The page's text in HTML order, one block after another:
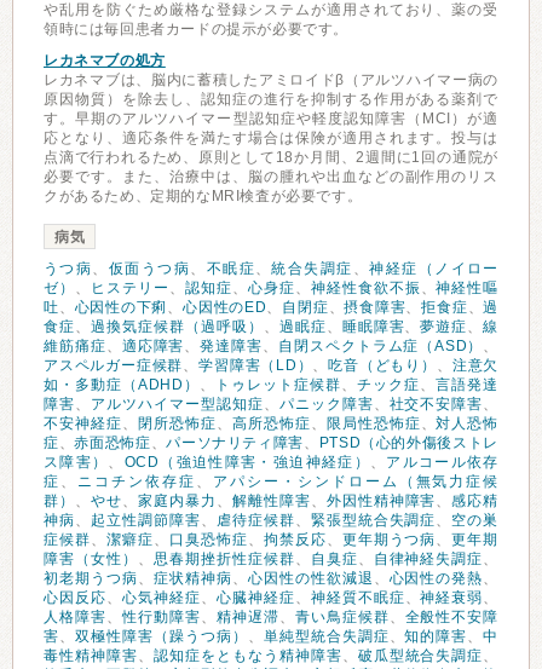
や乱用を防ぐため厳格な登録システムが適用されており、薬の受
領時には毎回患者カードの提示が必要です。
レカネマブの処方
レカネマブは、脳内に蓄積したアミロイドβ（アルツハイマー病の
原因物質）を除去し、認知症の進行を抑制する作用がある薬剤で
す。早期のアルツハイマー型認知症や軽度認知障害（MCI）が適
応となり、適応条件を満たす場合は保険が適用されます。投与は
点滴で行われるため、原則として18か月間、2週間に1回の通院が
必要です。また、治療中は、脳の腫れや出血などの副作用のリス
クがあるため、定期的なMRI検査が必要です。
病気
うつ病、 仮面うつ病、 不眠症、統合失調症 、神経症（ノイロー
ゼ） 、 ヒステリー 、 認知症、 心身症、 神経性食欲不振 、神経性嘔
吐、 心因性の下痢 、 心因性のED、 自閉症、摂食障害、拒食症、過
食症、 過換気症候群（過呼吸） 、 過眠症、 睡眠障害、夢遊症、線
維筋痛症、 適応障害、発達障害、 自閉スペクトラム症（ASD） 、
アスペルガー症候群、学習障害（LD） 、吃音（どもり） 、 注意欠
如・多動症（ADHD） 、 トゥレット症候群、チック症、言語発達
障害、 アルツハイマー型認知症、 パニック障害、 社交不安障害、
不安神経症、 閉所恐怖症、 高所恐怖症、 限局性恐怖症、対人恐怖
症、赤面恐怖症、パーソナリティ障害、
PTSD（心的外傷後ストレ
ス障害） 、 OCD（強迫性障害・強迫神経症） 、 アルコール依存
症 、 ニコチン依存症 、 アパシー・シンドローム（無気力症候
群） 、 やせ、 家庭内暴力 、 解離性障害、 外因性精神障害、感応精
神病、 起立性調節障害、 虐待症候群、 緊張型統合失調症、 空の巣
症候群、 潔癖症、 口臭恐怖症、 拘禁反応、 更年期うつ病、更年期
障害（女性） 、 思春期挫折性症候群、 自臭症、 自律神経失調症、
初老期うつ病、 症状精神病、 心因性の性欲減退 、 心因性の発熱、
心因反応、 心気神経症、 心臓神経症、 神経質不眠症、神経衰弱、
人格障害、性行動障害、 精神遅滞、 青い鳥症候群、 全般性不安障
害、 双極性障害（躁うつ病） 、 単純型統合失調症、知的障害、中
毒性精神障害、 認知症をともなう精神障害、 破瓜型統合失調症、